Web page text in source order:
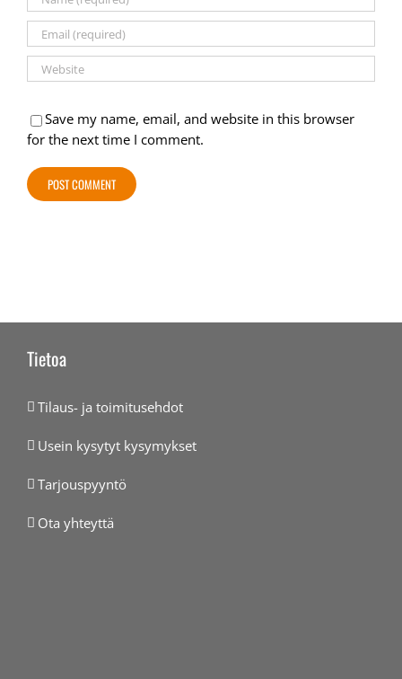
Save my name, email, and website in this browser
for the next time I comment.
Tietoa
Tilaus- ja toimitusehdot
Usein kysytyt kysymykset
Tarjouspyyntö
Ota yhteyttä